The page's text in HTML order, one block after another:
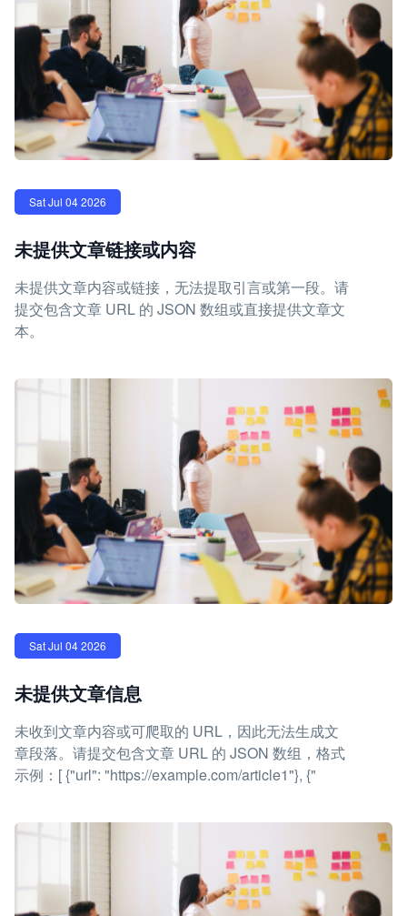
Sat Jul 04 2026
未提供文章链接或内容
未提供文章内容或链接，无法提取引言或第一段。请
提交包含文章 URL 的 JSON 数组或直接提供文章文
本。
Sat Jul 04 2026
未提供文章信息
未收到文章内容或可爬取的 URL，因此无法生成文
章段落。请提交包含文章 URL 的 JSON 数组，格式
示例：[ {"url": "https://example.com/article1"}, {"